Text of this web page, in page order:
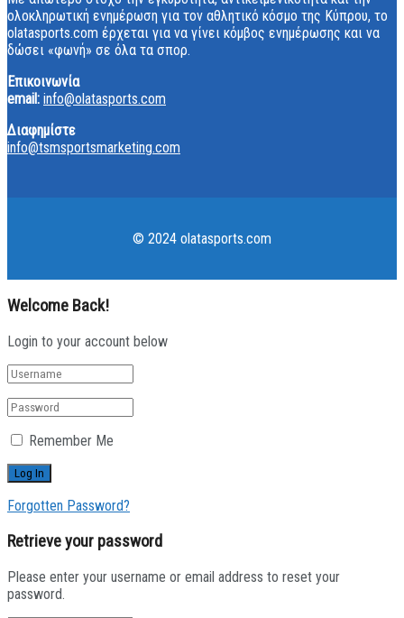
ολοκληρωτική ενημέρωση για τον αθλητικό κόσμο της Κύπρου, το
olatasports.com έρχεται για να γίνει κόμβος ενημέρωσης και να
δώσει «φωνή» σε όλα τα σπορ.
Επικοινωνία
email: info@olatasports.com
Διαφημίστε
info@tsmsportsmarketing.com
© 2024 olatasports.com
Welcome Back!
Login to your account below
Remember Me
Forgotten Password?
Retrieve your password
Please enter your username or email address to reset your
password.